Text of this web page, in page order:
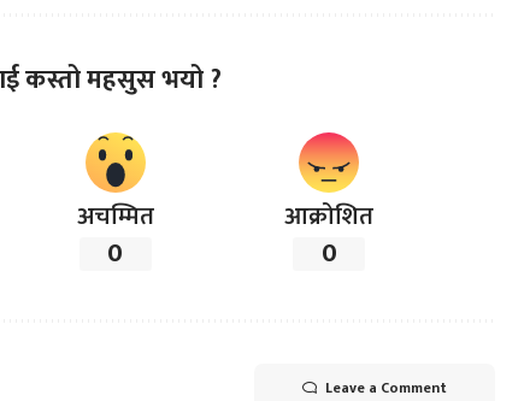
कस्तो महसुस भयो ?
अचम्मित
0
आक्रोशित
0
Leave a Comment